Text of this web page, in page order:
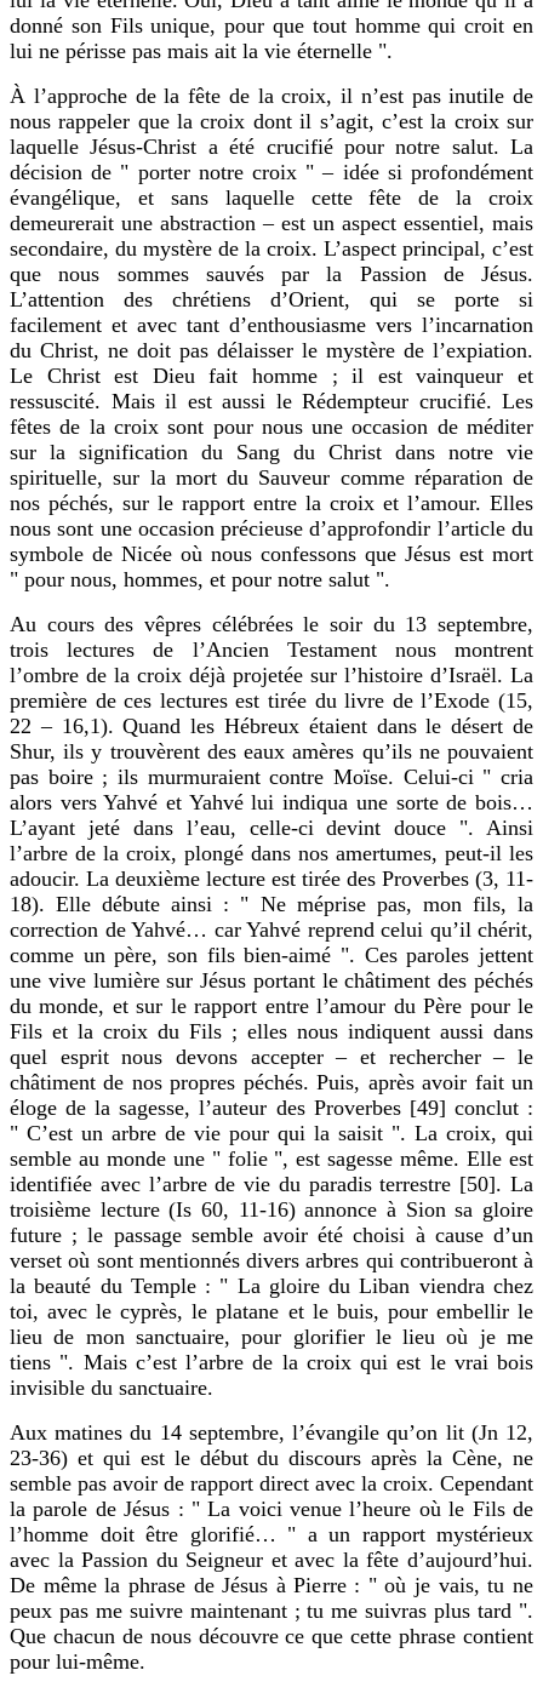
donné son Fils unique, pour que tout homme qui croit en
lui ne périsse pas mais ait la vie éternelle ".
À l’approche de la fête de la croix, il n’est pas inutile de
nous rappeler que la croix dont il s’agit, c’est la croix sur
laquelle Jésus-Christ a été crucifié pour notre salut. La
décision de " porter notre croix " – idée si profondément
évangélique, et sans laquelle cette fête de la croix
demeurerait une abstraction – est un aspect essentiel, mais
secondaire, du mystère de la croix. L’aspect principal, c’est
que nous sommes sauvés par la Passion de Jésus.
L’attention des chrétiens d’Orient, qui se porte si
facilement et avec tant d’enthousiasme vers l’incarnation
du Christ, ne doit pas délaisser le mystère de l’expiation.
Le Christ est Dieu fait homme ; il est vainqueur et
ressuscité. Mais il est aussi le Rédempteur crucifié. Les
fêtes de la croix sont pour nous une occasion de méditer
sur la signification du Sang du Christ dans notre vie
spirituelle, sur la mort du Sauveur comme réparation de
nos péchés, sur le rapport entre la croix et l’amour. Elles
nous sont une occasion précieuse d’approfondir l’article du
symbole de Nicée où nous confessons que Jésus est mort
" pour nous, hommes, et pour notre salut ".
Au cours des vêpres célébrées le soir du 13 septembre,
trois lectures de l’Ancien Testament nous montrent
l’ombre de la croix déjà projetée sur l’histoire d’Israël. La
première de ces lectures est tirée du livre de l’Exode (15,
22 – 16,1). Quand les Hébreux étaient dans le désert de
Shur, ils y trouvèrent des eaux amères qu’ils ne pouvaient
pas boire ; ils murmuraient contre Moïse. Celui-ci " cria
alors vers Yahvé et Yahvé lui indiqua une sorte de bois…
L’ayant jeté dans l’eau, celle-ci devint douce ". Ainsi
l’arbre de la croix, plongé dans nos amertumes, peut-il les
adoucir. La deuxième lecture est tirée des Proverbes (3, 11-
18). Elle débute ainsi : " Ne méprise pas, mon fils, la
correction de Yahvé… car Yahvé reprend celui qu’il chérit,
comme un père, son fils bien-aimé ". Ces paroles jettent
une vive lumière sur Jésus portant le châtiment des péchés
du monde, et sur le rapport entre l’amour du Père pour le
Fils et la croix du Fils ; elles nous indiquent aussi dans
quel esprit nous devons accepter – et rechercher – le
châtiment de nos propres péchés. Puis, après avoir fait un
éloge de la sagesse, l’auteur des Proverbes [49] conclut :
" C’est un arbre de vie pour qui la saisit ". La croix, qui
semble au monde une " folie ", est sagesse même. Elle est
identifiée avec l’arbre de vie du paradis terrestre [50]. La
troisième lecture (Is 60, 11-16) annonce à Sion sa gloire
future ; le passage semble avoir été choisi à cause d’un
verset où sont mentionnés divers arbres qui contribueront à
la beauté du Temple : " La gloire du Liban viendra chez
toi, avec le cyprès, le platane et le buis, pour embellir le
lieu de mon sanctuaire, pour glorifier le lieu où je me
tiens ". Mais c’est l’arbre de la croix qui est le vrai bois
invisible du sanctuaire.
Aux matines du 14 septembre, l’évangile qu’on lit (Jn 12,
23-36) et qui est le début du discours après la Cène, ne
semble pas avoir de rapport direct avec la croix. Cependant
la parole de Jésus : " La voici venue l’heure où le Fils de
l’homme doit être glorifié… " a un rapport mystérieux
avec la Passion du Seigneur et avec la fête d’aujourd’hui.
De même la phrase de Jésus à Pierre : " où je vais, tu ne
peux pas me suivre maintenant ; tu me suivras plus tard ".
Que chacun de nous découvre ce que cette phrase contient
pour lui-même.